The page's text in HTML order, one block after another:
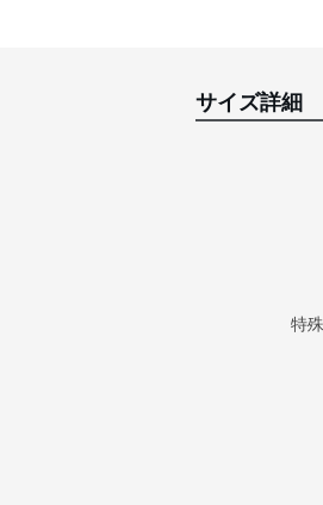
サイズ詳細
特